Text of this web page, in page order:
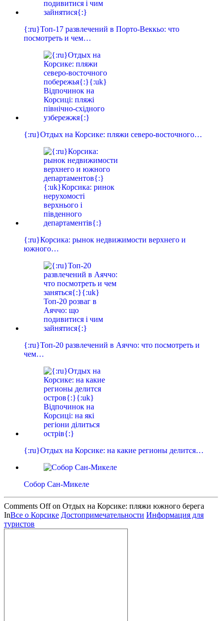
{:ru}Топ-17 развлечений в Порто-Веккьо: что
посмотреть и чем…
{:ru}Отдых на Корсике: пляжи северо-восточного…
{:ru}Корсика: рынок недвижимости верхнего и
южного…
{:ru}Топ-20 развлечений в Аяччо: что посмотреть и
чем…
{:ru}Отдых на Корсике: на какие регионы делится…
Собор Сан-Микеле
Comments Offon Отдых на Корсике: пляжи южного берега
InВсе о Корсике Достопримечательности Информация для
туристов